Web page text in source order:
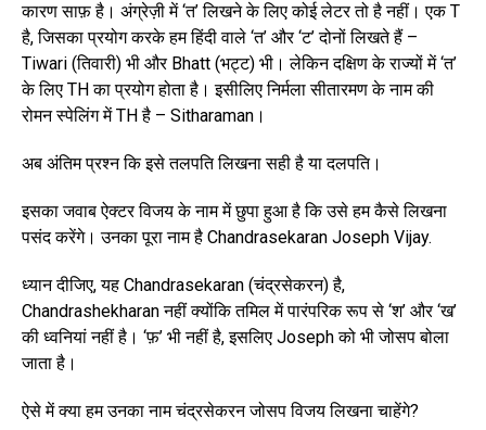
कारण साफ़ है। अंग्रेज़ी में ‘त’ लिखने के लिए कोई लेटर तो है नहीं। एक T
है, जिसका प्रयोग करके हम हिंदी वाले ‘त’ और ‘ट’ दोनों लिखते हैं –
Tiwari (तिवारी) भी और Bhatt (भट्ट) भी। लेकिन दक्षिण के राज्यों में ‘त’
के लिए TH का प्रयोग होता है। इसीलिए निर्मला सीतारमण के नाम की
रोमन स्पेलिंग में TH है – Sitharaman।
अब अंतिम प्रश्न कि इसे तलपति लिखना सही है या दलपति।
इसका जवाब ऐक्टर विजय के नाम में छुपा हुआ है कि उसे हम कैसे लिखना
पसंद करेंगे। उनका पूरा नाम है Chandrasekaran Joseph Vijay.
ध्यान दीजिए, यह Chandrasekaran (चंद्रसेकरन) है,
Chandrashekharan नहीं क्योंकि तमिल में पारंपरिक रूप से ‘श’ और ‘ख’
की ध्वनियां नहीं है। ‘फ़’ भी नहीं है, इसलिए Joseph को भी जोसप बोला
जाता है।
ऐसे में क्या हम उनका नाम चंद्रसेकरन जोसप विजय लिखना चाहेंगे?